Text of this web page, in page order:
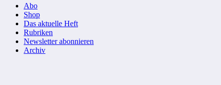
Abo
Shop
Das aktuelle Heft
Rubriken
Newsletter abonnieren
Archiv